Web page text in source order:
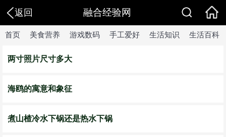
返回 融合经验网
首页 美食营养 游戏数码 手工爱好 生活知识 生活百科
两寸照片尺寸多大
海鸥的寓意和象征
煮山楂冷水下锅还是热水下锅